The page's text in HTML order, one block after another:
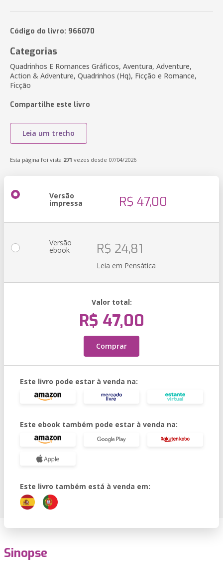
Código do livro: 966070
Categorias
Quadrinhos E Romances Gráficos, Aventura, Adventure,
Action & Adventure, Quadrinhos (Hq), Ficção e Romance,
Ficção
Compartilhe este livro
Leia um trecho
Esta página foi vista 271 vezes desde 07/04/2026
Versão
impressa R$ 47,00
Versão
ebook R$ 24,81
Leia em Pensática
Valor total:
R$ 47,00
Comprar
Este livro pode estar à venda na:
Este ebook também pode estar à venda na:
Este livro também está à venda em:
Sinopse